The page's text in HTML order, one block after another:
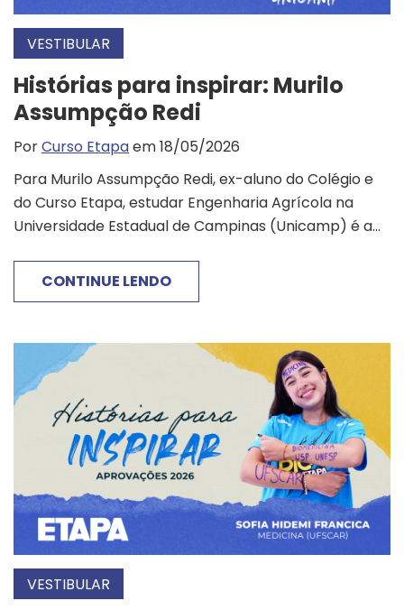
VESTIBULAR
Histórias para inspirar: Murilo
Assumpção Redi
PorCurso Etapaem 18/05/2026
Para Murilo Assumpção Redi, ex-aluno do Colégio e
do Curso Etapa, estudar Engenharia Agrícola na
Universidade Estadual de Campinas (Unicamp) é a...
CONTINUE LENDO
VESTIBULAR